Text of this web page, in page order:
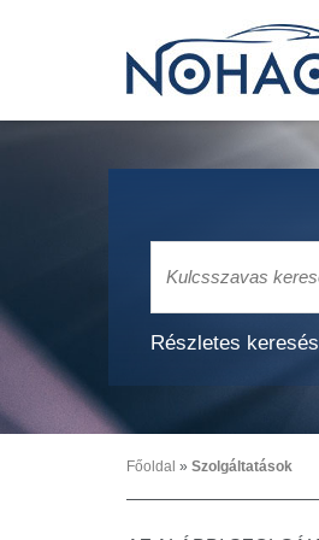
Részletes keresés
Főoldal » Szolgáltatások